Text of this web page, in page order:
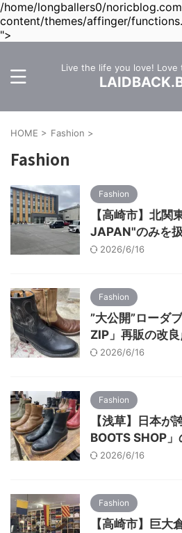
/home/longballers0/
content/themes/affinger/
">
Live the life you love! Love
HOME > Fashion >
Fashion
Fashion
【高崎市】北関
JAPAN"のみを
2026/6/16
Fashion
”大公開”ローダ
ZIP」再販の改
2026/6/16
Fashion
【浅草】日本が
BOOTS SHOP
2026/6/16
Fashion
【高崎市】巨大